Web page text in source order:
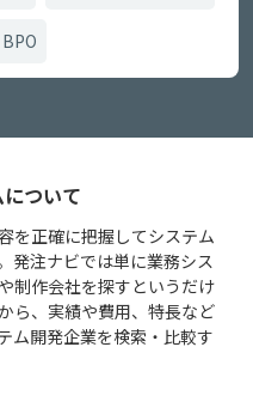
ついて
を正確に把握してシステム
発注ナビでは単に業務シス
制作会社を探すというだけ
ら、実績や費用、特長など
ム開発企業を検索・比較す